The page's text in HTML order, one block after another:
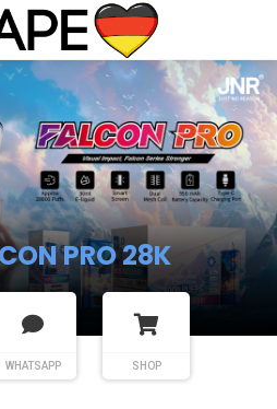
HOOKAH MAX
WHATSAPP SHOP